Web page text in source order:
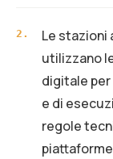
2 .
Le stazioni
utilizzano
digitale
e di
regole